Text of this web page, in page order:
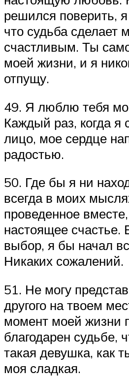
решился поверить,
что судьба сделает
счастливым. Ты
моей жизни, и я
отпущу.
49. Я люблю тебя
Каждый раз, когда я
лицо, мое сердце
радостью.
50. Где бы я ни
всегда в моих
проведенное
настоящее
выбор, я бы начал
Никаких сожалений.
51. Не могу
другого на твоем
момент моей жизни
благодарен судьбе,
такая девушка, как
моя сладкая.